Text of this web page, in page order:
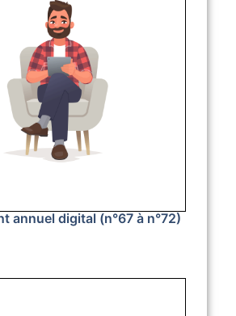
annuel digital (n°67 à n°72)